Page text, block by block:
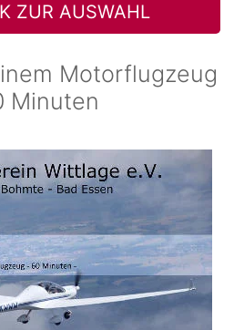
ZUR AUSWAHL
Motorflugzeug
Minuten